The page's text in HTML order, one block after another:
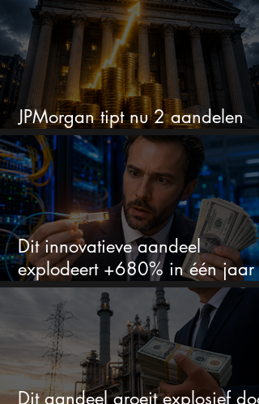
JPMorgan tipt nu 2 aandelen
voor augustus
Dit innovatieve aandeel
explodeert +680% in één jaar
en blijft maar stijgen
Dit aandeel groeit explosief